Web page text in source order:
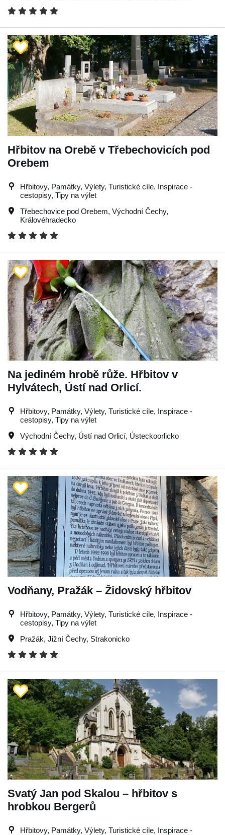
Hřbitov na Orebě v Třebechovicích pod
Orebem
Hřbitovy, Památky, Výlety, Turistické cíle, Inspirace -
cestopisy, Tipy na výlet
Třebechovice pod Orebem, Východní Čechy,
Královéhradecko
Na jediném hrobě růže. Hřbitov v
Hylvátech, Ústí nad Orlicí.
Hřbitovy, Památky, Výlety, Turistické cíle, Inspirace -
cestopisy, Tipy na výlet
Východní Čechy, Ústí nad Orlicí, Ústeckoorlicko
Vodňany, Pražák – Židovský hřbitov
Hřbitovy, Památky, Výlety, Turistické cíle, Inspirace -
cestopisy, Tipy na výlet
Pražák, Jižní Čechy, Strakonicko
Svatý Jan pod Skalou – hřbitov s
hrobkou Bergerů
Hřbitovy, Památky, Výlety, Turistické cíle, Inspirace -